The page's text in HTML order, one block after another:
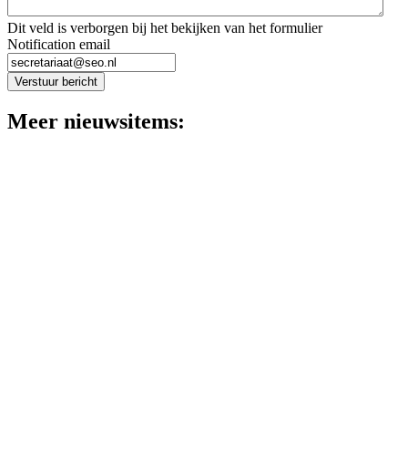
Dit veld is verborgen bij het bekijken van het formulier
Notification email
Verstuur bericht
Meer nieuwsitems: